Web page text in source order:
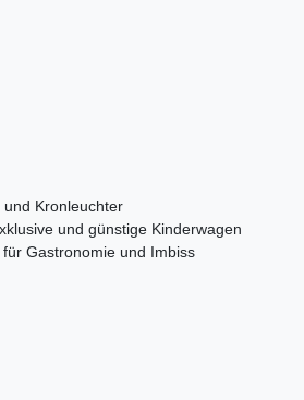
Kronleuchter
und günstige Kinderwagen
Gastronomie und Imbiss